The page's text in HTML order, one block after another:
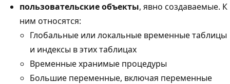
пользовательские объекты, явно создаваемые. К
ним относятся:
Глобальные или локальные временные таблицы
и индексы в этих таблицах
Временные хранимые процедуры
Большие переменные, включая переменные